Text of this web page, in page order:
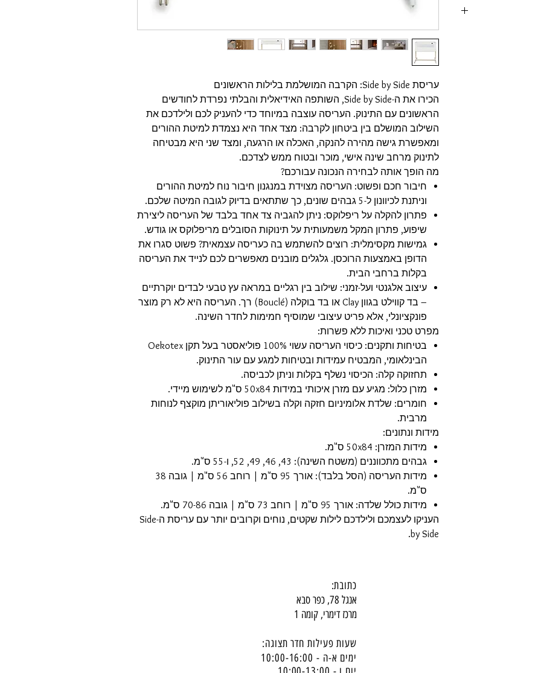
עריסת Side by Side: הקרבה המושלמת בלילות הראשונים
הכירו את ה-Side by Side, השותפה האידיאלית והבלתי נפרדת לחודשים
הראשונים עם התינוק. העריסה עוצבה במיוחד כדי להעניק לכם ולילדכם את
השילוב המושלם בין ביטחון לקרבה: מצד אחד היא נצמדת למיטת ההורים
ומאפשרת גישה מהירה להנקה, האכלה או הרגעה, ומצד שני היא מבטיחה
לתינוק מרחב שינה אישי, מוכר ובטוח ממש לצדכם.
מה הופך אותה לבחירה הנכונה עבורכם?
חיבור חכם ופשוט: העריסה מצוידת במנגנון חיבור נוח למיטת ההורים
וניתנת לכיוונון ל-5 גבהים שונים, כך שתתאים בדיוק לגובה המיטה שלכם.
פתרון להקלה על ריפלוקס: ניתן להגביה צד אחד בלבד של העריסה ליצירת
שיפוע, פתרון המקל משמעותית על תינוקות הסובלים מריפלוקס או גודש.
גמישות מקסימלית: רוצים להשתמש בה כעריסה עצמאית? פשוט סגרו את
הדופן באמצעות הרוכסן. גלגלים מובנים מאפשרים לכם לנייד את העריסה
בקלות ברחבי הבית.
עיצוב אלגנטי ועל-זמני: שילוב בין רגליים במראה עץ טבעי לבדים יוקרתיים
– בד קווילט בגוון Clay או בד בוקלה (Bouclé) רך. העריסה היא לא רק מוצר
פונקציונלי, אלא פריט עיצובי שמוסיף חמימות לחדר השינה.
מפרט טכני ואיכות ללא פשרות:
בטיחות ותקנים: כיסוי העריסה עשוי 100% פוליאסטר בעל תקן Oekotex
הבינלאומי, המבטיח עמידות ובטיחות למגע עם עור התינוק.
תחזוקה קלה: הכיסוי נשלף בקלות וניתן לכביסה.
מזרן כלול: מגיע עם מזרן איכותי במידות 50x84 ס"מ לשימוש מיידי.
חומרים: שלדת אלומיניום חזקה וקלה בשילוב פוליאוריתן מוקצף לנוחות
מרבית.
מידות ונתונים:
מידות המזרן: 50x84 ס"מ.
גבהים מתכווננים (משטח השינה): 43, 46, 49, 52, ו-55 ס"מ.
מידות העריסה (הסל בלבד): אורך 95 ס"מ | רוחב 56 ס"מ | גובה 38
ס"מ.
מידות כולל שלדה: אורך 95 ס"מ | רוחב 73 ס"מ | גובה 70-86 ס"מ.
העניקו לעצמכם ולילדכם לילות שקטים, נוחים וקרובים יותר עם עריסת ה-Side
by Side.
במצאי
מול החנות
כתובת:
אנגל 78, כפר סבא
מרכז דימרי, קומה 1
שעות פעילות חדר תצוגה:
ימים א-ה - 10:00-16: 00